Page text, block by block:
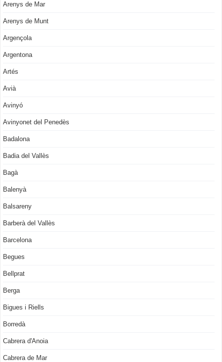
Arenys de Mar
Arenys de Munt
Argençola
Argentona
Artés
Avià
Avinyó
Avinyonet del Penedès
Badalona
Badia del Vallès
Bagà
Balenyà
Balsareny
Barberà del Vallès
Barcelona
Begues
Bellprat
Berga
Bigues i Riells
Borredà
Cabrera d'Anoia
Cabrera de Mar